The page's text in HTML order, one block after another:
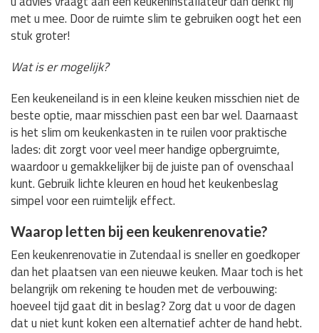
met u mee. Door de ruimte slim te gebruiken oogt het een
stuk groter!
Wat is er mogelijk?
Een keukeneiland is in een kleine keuken misschien niet de
beste optie, maar misschien past een bar wel. Daarnaast
is het slim om keukenkasten in te ruilen voor praktische
lades: dit zorgt voor veel meer handige opbergruimte,
waardoor u gemakkelijker bij de juiste pan of ovenschaal
kunt. Gebruik lichte kleuren en houd het keukenbeslag
simpel voor een ruimtelijk effect.
Waarop letten bij een keukenrenovatie?
Een keukenrenovatie in Zutendaal is sneller en goedkoper
dan het plaatsen van een nieuwe keuken. Maar toch is het
belangrijk om rekening te houden met de verbouwing:
hoeveel tijd gaat dit in beslag? Zorg dat u voor de dagen
dat u niet kunt koken een alternatief achter de hand hebt.